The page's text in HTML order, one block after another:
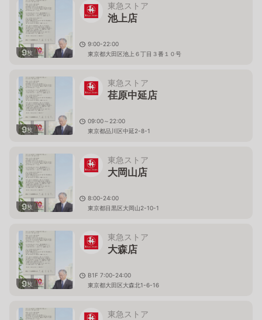
9枚
東急ストア
池上店
9:00-22:00
東京都大田区池上６丁目３番１０号
9枚
東急ストア
荏原中延店
09:00～22:00
東京都品川区中延2-8-1
9枚
東急ストア
大岡山店
8:00-24:00
東京都目黒区大岡山2-10-1
9枚
東急ストア
大森店
B1F 7:00-24:00
東京都大田区大森北1-6-16
東急ストア